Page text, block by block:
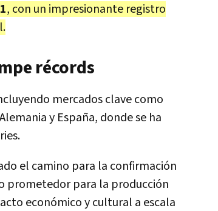
, con un impresionante registro
récords
mercados clave como
y España, donde se ha
el camino para la confirmación
prometedor para la producción
económico y cultural a escala